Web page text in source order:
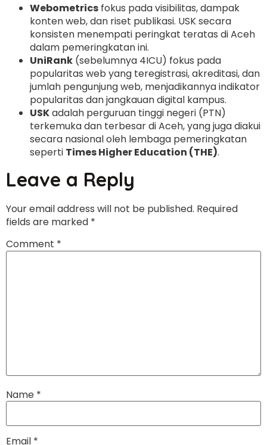
Webometrics fokus pada visibilitas, dampak
konten web, dan riset publikasi. USK secara
konsisten menempati peringkat teratas di Aceh
dalam pemeringkatan ini.
UniRank (sebelumnya 4ICU) fokus pada
popularitas web yang teregistrasi, akreditasi, dan
jumlah pengunjung web, menjadikannya indikator
popularitas dan jangkauan digital kampus.
USKadalah perguruan tinggi negeri (PTN)
terkemuka dan terbesar di Aceh, yang juga diakui
secara nasional oleh lembaga pemeringkatan
seperti Times Higher Education (THE).
Leave a Reply
Your email address will not be published. Required
fields are marked *
Comment *
Name *
Email *